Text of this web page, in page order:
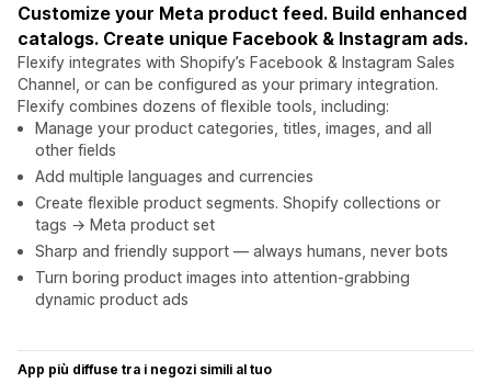
Customize your Meta product feed. Build enhanced
catalogs. Create unique Facebook & Instagram ads.
Flexify integrates with Shopify’s Facebook & Instagram Sales
Channel, or can be configured as your primary integration.
Flexify combines dozens of flexible tools, including:
Manage your product categories, titles, images, and all
other fields
Add multiple languages and currencies
Create flexible product segments. Shopify collections or
tags → Meta product set
Sharp and friendly support — always humans, never bots
Turn boring product images into attention-grabbing
dynamic product ads
App più diffuse tra i negozi simili al tuo